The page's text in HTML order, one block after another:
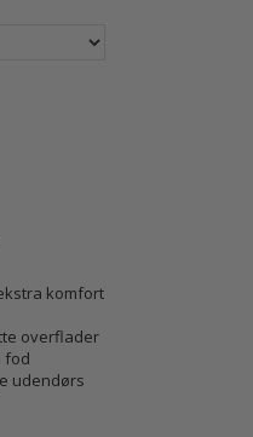
komfort
overflader
fod
udendørs